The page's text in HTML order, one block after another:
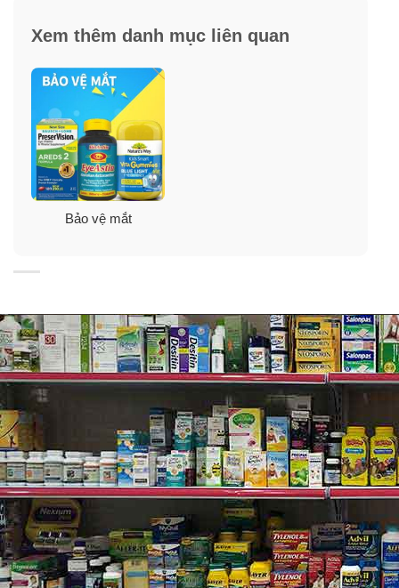
áp tròng Boston ADVANCE Conditioning Solution
120ml/ chai.
1 Chai vệ sinh Boston ADVANCE Cleaner 30ml.
1 Hộp đựng ống kính sát tròng.
Boston ADVANCE Cleaner
Dung dịch làm sạch kính áp tròng Boston ADVANCE
Cleaner có chứa một hệ thống gồm nhiều chất làm sạch
và tăng cường ma sát giúp làm sạch tròng kính của bạn
và ngăn ngừa sự tích tụ của cặn protein và lipid cứng
đầu có thể làm giảm sự thoải mái khi đeo kính áp tròng
của bạn.
Chứa Tri-quaternary, Cocoa-Based Phospholipid, Silica
Gel, và Alkyl Ether Sulfate. Những thành phần này giúp
Xem thêm danh mục liên quan
Bảo vệ mắt